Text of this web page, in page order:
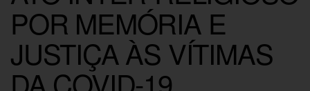
POR MEMÓRIA E
JUSTIÇA ÀS VÍTIMAS
DA COVID-19